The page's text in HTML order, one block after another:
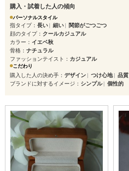
購入・試着した人の傾向
パーソナルスタイル
指タイプ 長い 細い
関節がごつごつ
顔のタイプ
クールカジュアル
カラー
イエベ秋
骨格
ナチュラル
ファッションテイスト
カジュアル
こだわり
購入した人の決め手 デザイン つけ心地
品質
ブランドに対するイメージ
シンプル 個性的